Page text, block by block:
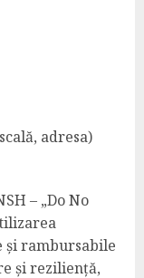
adresa)
– „Do No
rambursabile
și reziliență,